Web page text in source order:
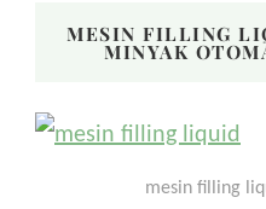
MESIN FILLING
MINYAK
mesin filling